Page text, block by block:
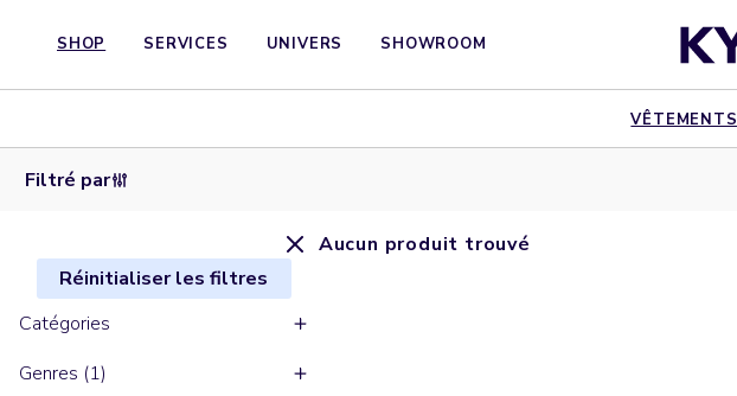
SHOP SERVICES UNIVERS SHOWROOM
VÊTEMENTS
Filtré par
Réinitialiser les filtres
Catégories
Genres (1)
Aucun produit trouvé